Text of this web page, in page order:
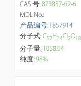
CAS 号:873857-62-6
MDL No.:
产品编号: F857914
分子式:C52 H74Cl 2O18
分子量: 1058.04
纯度:98%